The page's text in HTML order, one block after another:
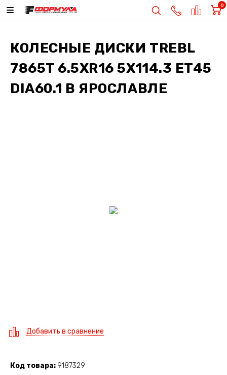
0
КОЛЕСНЫЕ ДИСКИ TREBL
7865T 6.5XR16 5X114.3 ET45
DIA60.1 В ЯРОСЛАВЛЕ
Добавить в сравнение
Код товара 9187329